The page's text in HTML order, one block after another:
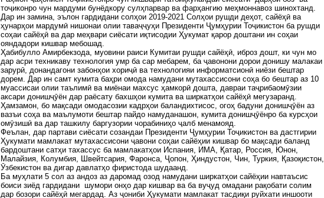
тоҷиконро чун мардуми бунёдкору сулҳпарвар ва фарҳангию меҳмоннавоз шинохтанд.
Дар ин замина, эълон гардидани солҳои 2019-2021 Солҳои рушди деҳот, сайёҳӣ ва
ҳунарҳои мардумӣ нишонаи олии таваҷҷуҳи Президенти Ҷумҳурии Тоҷикистон ба рушди
соҳаи сайёҳӣ ва дар меҳвари сиёсати иқтисодии Ҳукумат қарор доштани ин соҳаи
ояндадори кишвар мебошад.
Ҳабибулло Амирбекзода, муовини раиси Кумитаи рушди сайёҳӣ, иброз дошт, ки чун мо
дар асри техникаву технология умр ба сар мебарем, ба ҷавонони дорои донишу малакаи
зарурӣ, донандагони забонҳои хориҷӣ ва технологияи информатсионӣ ниёзи бештар
дорем. Дар ин самт кумита баҳри омода намудани мутахассисони соҳа бо бештар аз 10
муассисаи олии таълимӣ ва миёнаи махсус ҳамкорӣ дошта, давраи таҷрибаомӯзии
аксари донишҷӯён дар раёсату бахшҳои кумита ва ширкатҳои сайёҳӣ мегузаранд.
Ҳамзамон, бо мақсади омодасозии кадрҳои баландихтисос, огоҳ бадуни донишҷӯён аз
вазъи соҳа ва маълумоти бештар пайдо намуданашон, кумита донишҷӯёнро ба курсҳои
омӯзишӣ ва дар ташкилу баргузории чорабиниҳо ҷалб менамояд.
Феълан, дар партави сиёсати созандаи Президенти Ҷумҳурии Тоҷикистон ва дастгирии
Ҳукумати мамлакат мутахассисони ҷавони соҳаи сайёҳии кишвар бо мақсади баланд
бардоштани сатҳи тахассус ба мамлакатҳои Испания, ИМА, Қатар, Россия, Юнон,
Малайзия, Колумбия, Швейтсария, Фаронса, Ҷопон, Ҳиндустон, Чин, Туркия, Қазоқистон,
Ӯзбекистон ва дигар давлатҳо фиристода шудаанд.
Ба муҳлати 5 сол аз андоз аз даромад озод намудани ширкатҳои сайёҳии навтаъсис
боиси зиёд гардидани шумори онҳо дар кишвар ва ба вуҷуд омадани рақобати солим
дар бозори сайёҳӣ мегардад. Аз ҷониби Ҳукумати мамлакат тасдиқи руйхати иншооти